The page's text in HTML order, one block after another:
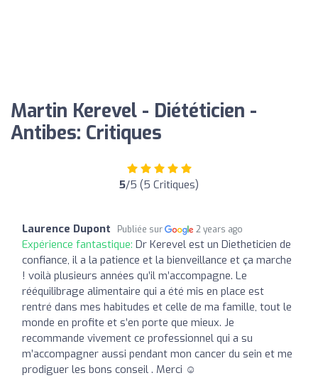
Martin Kerevel - Diététicien -
Antibes: Critiques
5/5 (5 Critiques)
Laurence Dupont Publiée sur 2 years ago
Expérience fantastique: Dr Kerevel est un Dietheticien de
confiance, il a la patience et la bienveillance et ça marche
! voilà plusieurs années qu’il m’accompagne. Le
rééquilibrage alimentaire qui a été mis en place est
rentré dans mes habitudes et celle de ma famille, tout le
monde en profite et s’en porte que mieux. Je
recommande vivement ce professionnel qui a su
m’accompagner aussi pendant mon cancer du sein et me
prodiguer les bons conseil . Merci ☺️